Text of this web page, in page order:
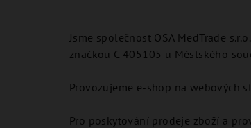
Jsme společnost OSA MedTrade
značkou C 405105 u Městského
Provozujeme e-shop na webových
Pro poskytování prodeje zboží a